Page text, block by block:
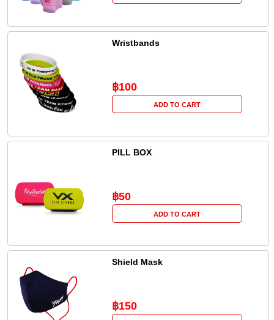
Wristbands
฿100
ADD TO CART
PILL BOX
฿50
ADD TO CART
Shield Mask
฿150